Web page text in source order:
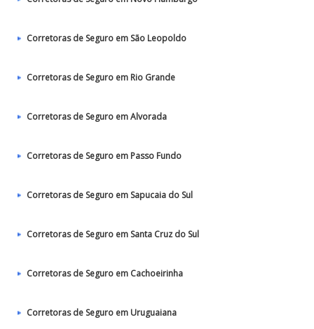
Corretoras de Seguro em São Leopoldo
Corretoras de Seguro em Rio Grande
Corretoras de Seguro em Alvorada
Corretoras de Seguro em Passo Fundo
Corretoras de Seguro em Sapucaia do Sul
Corretoras de Seguro em Santa Cruz do Sul
Corretoras de Seguro em Cachoeirinha
Corretoras de Seguro em Uruguaiana